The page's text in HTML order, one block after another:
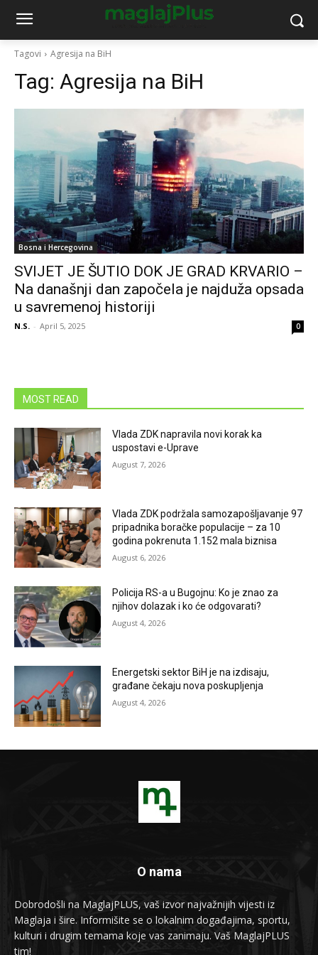
Tagovi Agresija na BiH
Tag: Agresija na BiH
Bosna i Hercegovina
SVIJET JE ŠUTIO DOK JE GRAD KRVARIO –
Na današnji dan započela je najduža opsada
u savremenoj historiji
N.S. - April 5, 2025 0
MOST READ
Vlada ZDK napravila novi korak ka
uspostavi e-Uprave
August 7, 2026
Vlada ZDK podržala samozapošljavanje 97
pripadnika boračke populacije – za 10
godina pokrenuta 1.152 mala biznisa
August 6, 2026
Policija RS-a u Bugojnu: Ko je znao za
njihov dolazak i ko će odgovarati?
August 4, 2026
Energetski sektor BiH je na izdisaju,
građane čekaju nova poskupljenja
August 4, 2026
O nama
Dobrodošli na MaglajPLUS, vaš izvor najvažnijih vijesti iz
Maglaja i šire. Informišite se o lokalnim događajima, sportu,
kulturi i drugim temama koje vas zanimaju. Vaš MaglajPLUS
tim!